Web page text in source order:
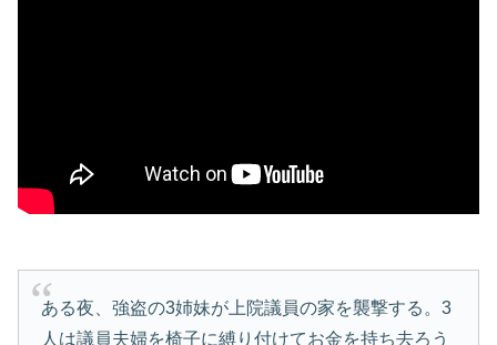
ある夜、強盗の3姉妹が上院議員の家を襲撃する。3
人は議員夫婦を椅子に縛り付けてお金を持ち去ろう